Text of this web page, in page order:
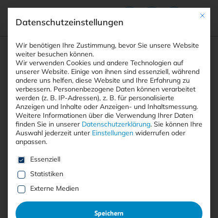
Suchfeld
Suchen
Breadcrumb-Navigation
STARTSEITE AUTOREN MICHAEL BREHM
Alle Beiträge von Michael
Brehm
Mit
Datenschutzeinstellungen
Wir benötigen Ihre Zustimmung, bevor Sie unsere Website
weiter besuchen können.
Wir verwenden Cookies und andere Technologien auf
unserer Website. Einige von ihnen sind essenziell, während
andere uns helfen, diese Website und Ihre Erfahrung zu
verbessern. Personenbezogene Daten können verarbeitet
werden (z. B. IP-Adressen), z. B. für personalisierte
Anzeigen und Inhalte oder Anzeigen- und Inhaltsmessung.
Weitere Informationen über die Verwendung Ihrer Daten
finden Sie in unserer Datenschutzerklärung. Sie können Ihre
Auswahl jederzeit unter Einstellungen widerrufen oder
anpassen.
Es folgt eine Liste der Service-Gruppen, für die eine
Essenziell
Statistiken
Externe Medien
Speichern